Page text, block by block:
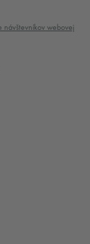
návštevníkov webovej